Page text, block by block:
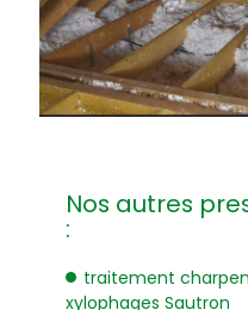
Nos autres
:
traitement
xylophages Sautron